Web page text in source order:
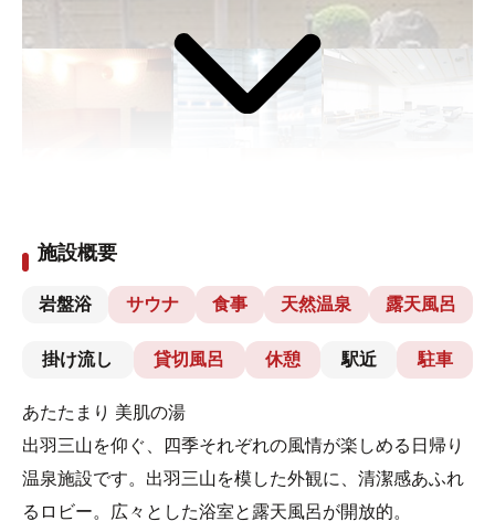
施設概要
岩盤浴 サウナ 食事 天然温泉 露天風呂
掛け流し 貸切風呂 休憩 駅近 駐車
あたたまり 美肌の湯
出羽三山を仰ぐ、四季それぞれの風情が楽しめる日帰り
温泉施設です。出羽三山を模した外観に、清潔感あふれ
るロビー。広々とした浴室と露天風呂が開放的。